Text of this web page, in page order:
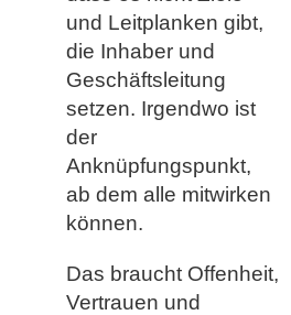
und Leitplanken gibt,
die Inhaber und
Geschäftsleitung
setzen. Irgendwo ist
der
Anknüpfungspunkt,
ab dem alle mitwirken
können.
Das braucht Offenheit,
Vertrauen und